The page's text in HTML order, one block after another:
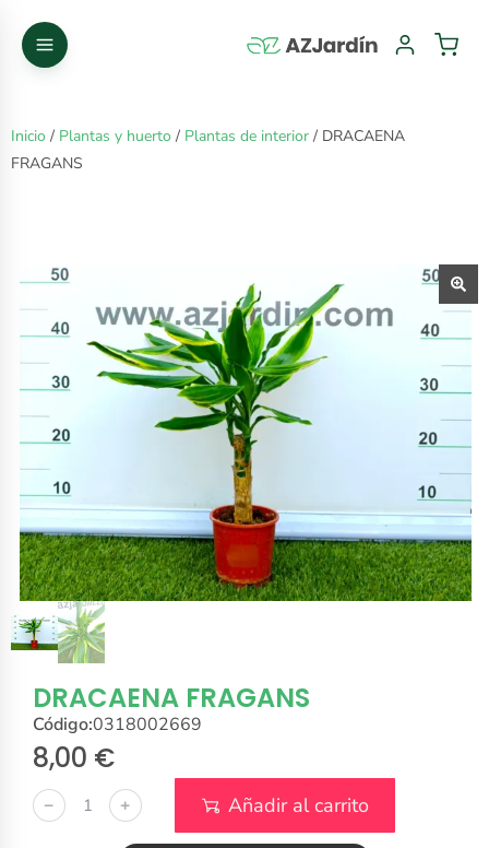
Inicio / Plantas y huerto / Plantas de interior / DRACAENA
FRAGANS
DRACAENA FRAGANS
Código:0318002669
8,00 €
﹣ ﹢ Añadir al carrito